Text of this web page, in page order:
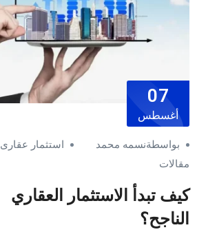
07
أغسطس
بواسطةنسمه محمد استثمار عقارى
مقالات
كيف تبدأ الاستثمار العقاري
الناجح؟